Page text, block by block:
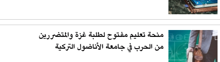
منحة تعليم مفتوح لطلبة غزة والمتضررين
من الحرب في جامعة الأناضول التركية